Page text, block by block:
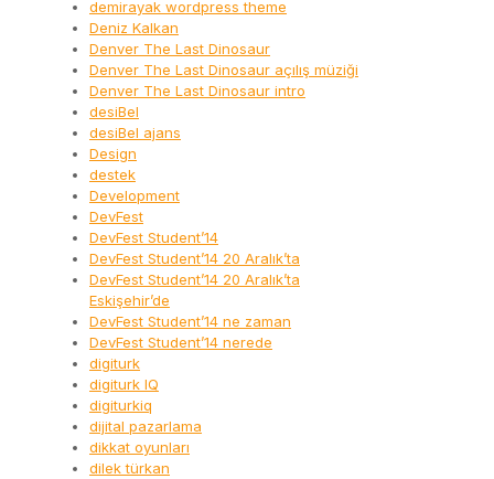
demirayak wordpress theme
Deniz Kalkan
Denver The Last Dinosaur
Denver The Last Dinosaur açılış müziği
Denver The Last Dinosaur intro
desiBel
desiBel ajans
Design
destek
Development
DevFest
DevFest Student’14
DevFest Student’14 20 Aralık’ta
DevFest Student’14 20 Aralık’ta
Eskişehir’de
DevFest Student’14 ne zaman
DevFest Student’14 nerede
digiturk
digiturk IQ
digiturkiq
dijital pazarlama
dikkat oyunları
dilek türkan